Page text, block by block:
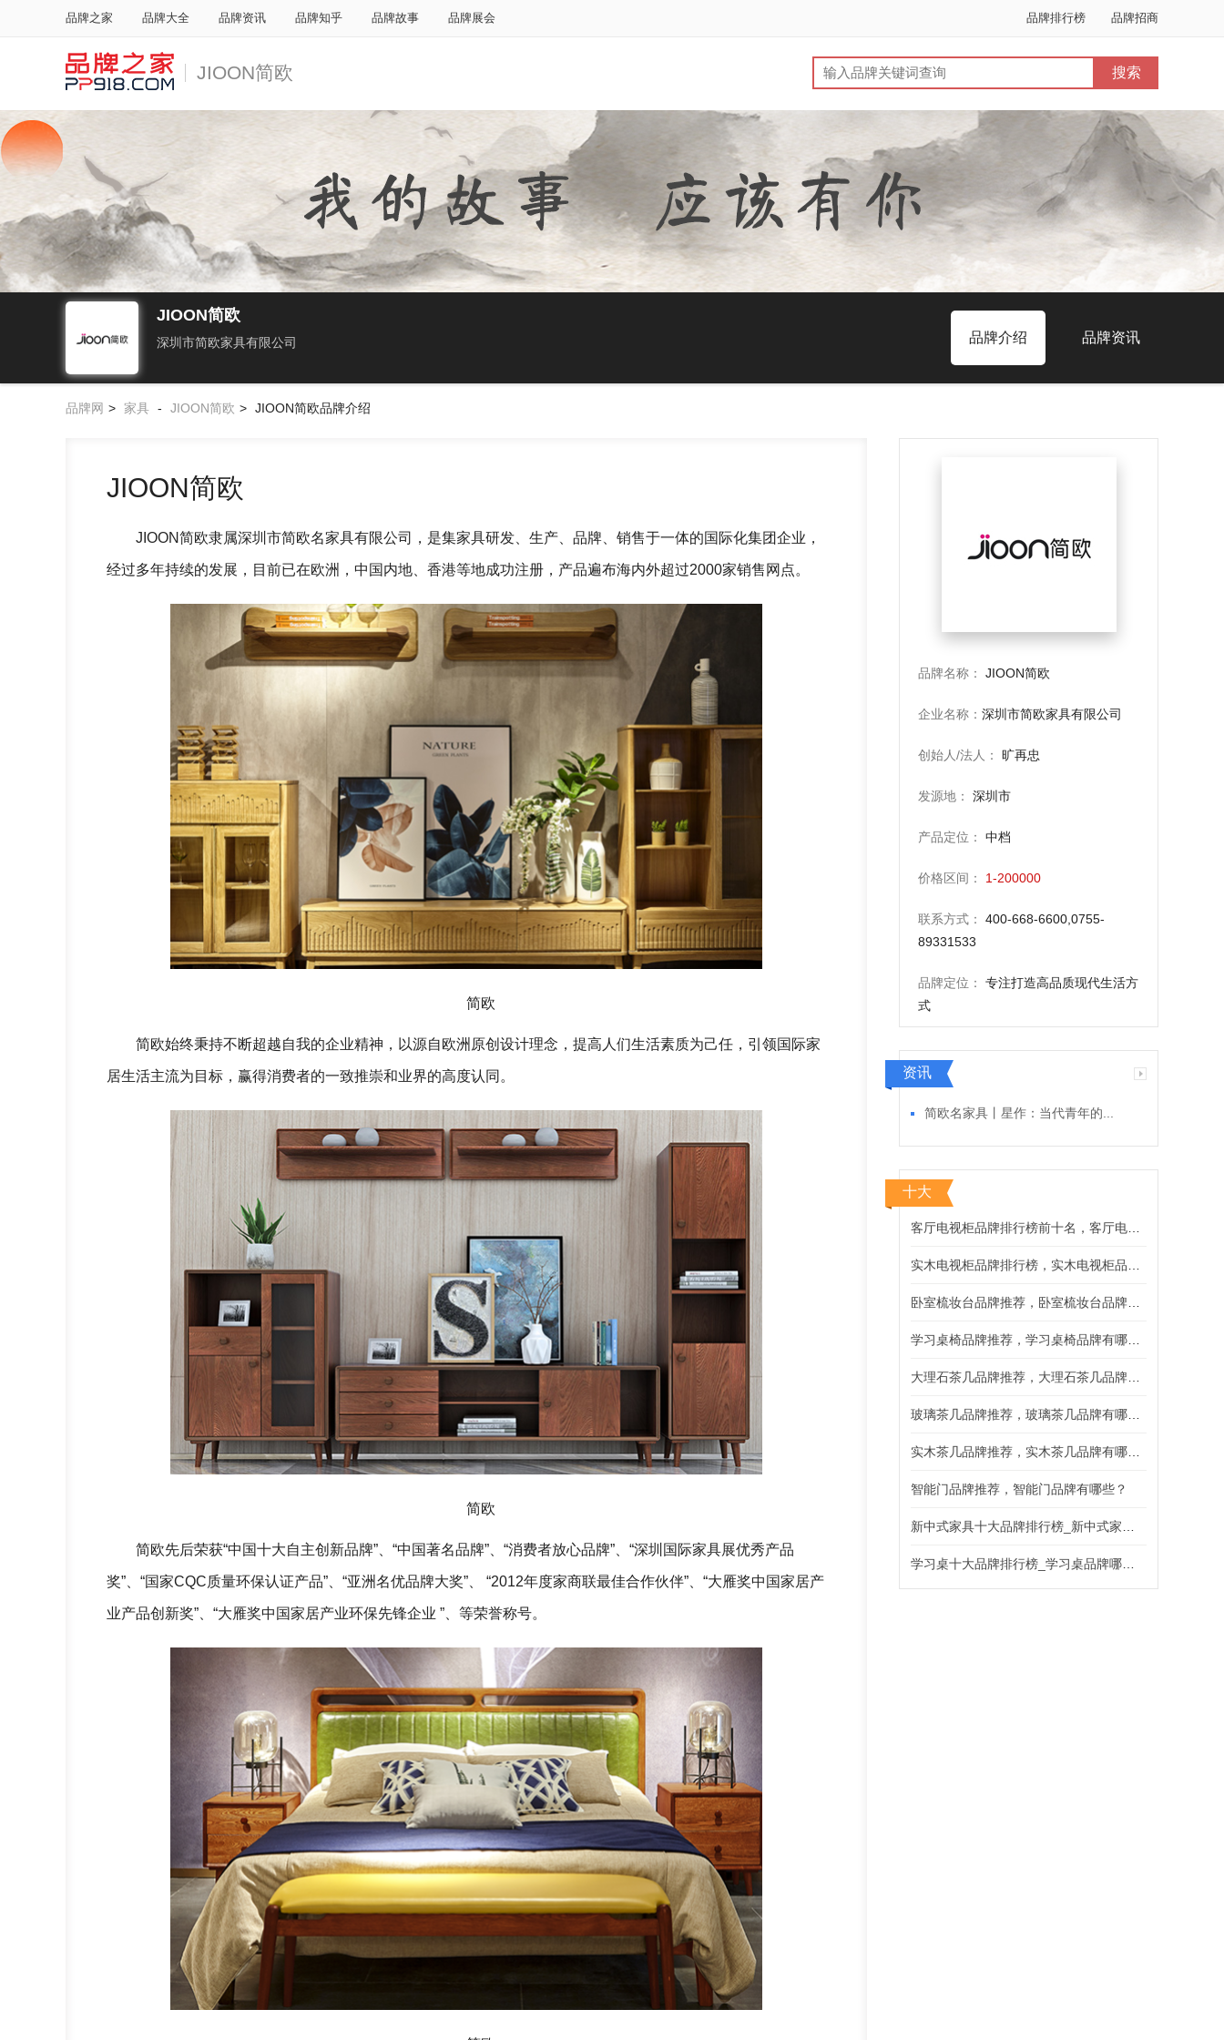
品牌之家 品牌大全 品牌资讯 品牌知乎 品牌故事 品牌展会 品牌排行榜 品牌招商
JIOON简欧
JIOON简欧
深圳市简欧家具有限公司 品牌介绍 品牌资讯
品牌网 > 家具 - JIOON简欧 > JIOON简欧品牌介绍
JIOON简欧
JIOON简欧隶属深圳市简欧名家具有限公司，是集家具研发、生产、品牌、销售于一体的国际化集团企业，
经过多年持续的发展，目前已在欧洲，中国内地、香港等地成功注册，产品遍布海内外超过2000家销售网点。
简欧
简欧始终秉持不断超越自我的企业精神，以源自欧洲原创设计理念，提高人们生活素质为己任，引领国际家
居生活主流为目标，赢得消费者的一致推崇和业界的高度认同。
简欧
简欧先后荣获“中国十大自主创新品牌”、“中国著名品牌”、“消费者放心品牌”、“深圳国际家具展优秀产品
奖”、“国家CQC质量环保认证产品”、“亚洲名优品牌大奖”、 “2012年度家商联最佳合作伙伴”、“大雁奖中国家居产
业产品创新奖”、“大雁奖中国家居产业环保先锋企业 ”、等荣誉称号。
品牌名称： JIOON简欧
企业名称： 深圳市简欧家具有限公司
创始人/法人： 旷再忠
发源地： 深圳市
产品定位： 中档
价格区间： 1-200000
联系方式：
400-668-6600,0755-
89331533
品牌定位：
专注打造高品质现代生活方
式
资讯
简欧名家具丨星作：当代青年的...
十大
智能门品牌推荐，智能门品牌有哪些？